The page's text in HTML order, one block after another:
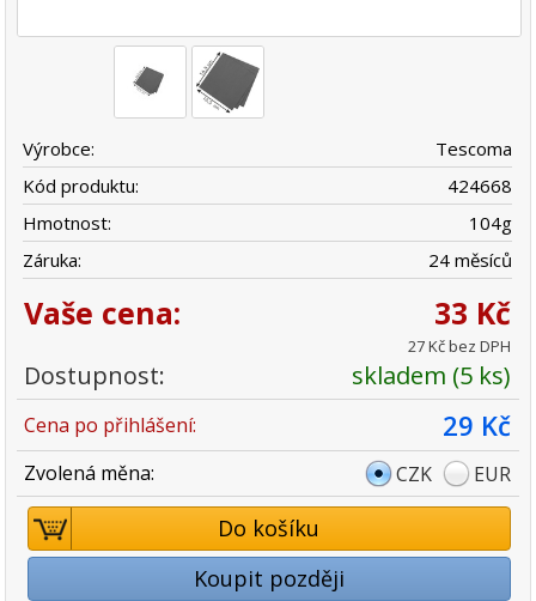
Výrobce:
Tescoma
Kód produktu:
424668
Hmotnost:
104g
Záruka:
24 měsíců
Vaše cena: 33 Kč
27 Kč bez DPH
Dostupnost: skladem (5 ks)
Cena po přihlášení: 29 Kč
Zvolená měna: CZK EUR
Do košíku
Koupit později